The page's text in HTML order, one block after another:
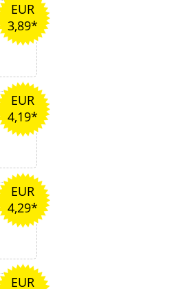
EUR
3,89*
EUR
4,19*
EUR
4,29*
EUR